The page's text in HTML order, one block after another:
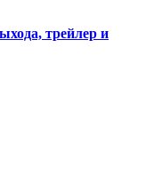
трейлер и